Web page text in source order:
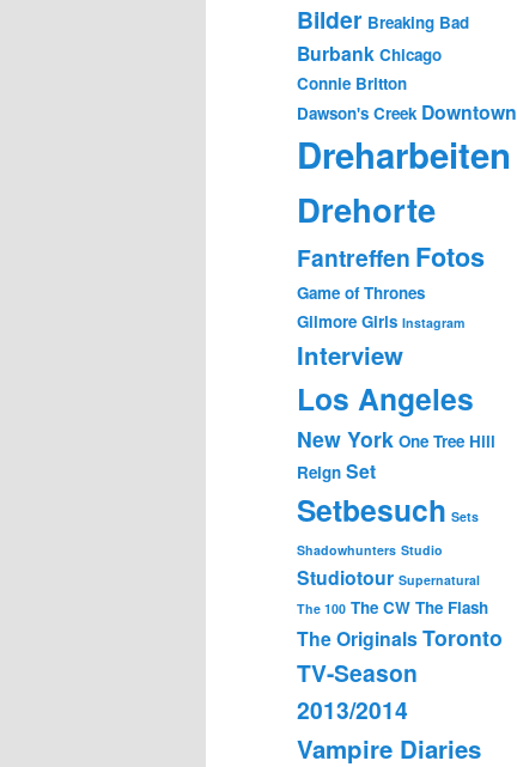
Bilder Breaking Bad
Burbank Chicago
Connie Britton
Dawson's Creek Downtown
Dreharbeiten
Drehorte
Fantreffen Fotos
Game of Thrones
Gilmore Girls Instagram
Interview
Los Angeles
New York One Tree Hill
Reign Set
Setbesuch Sets
Shadowhunters Studio
Studiotour Supernatural
The 100 The CW The Flash
The OriginalsToronto
TV-Season
2013/2014
Vampire Diaries